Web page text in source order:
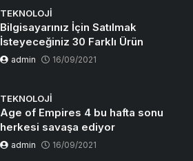
TEKNOLOJI
Bilgisayarınız İçin Satılmak
İsteyeceğiniz 30 Farklı Ürün
admin 16/09/2021
TEKNOLOJI
Age of Empires 4 bu hafta sonu
herkesi savaşa ediyor
admin 16/09/2021